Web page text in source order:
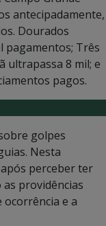
antecipadamente,
Dourados
pagamentos; Três
ultrapassa 8 mil; e
pagos.
golpes
Nesta
perceber ter
providências
e a